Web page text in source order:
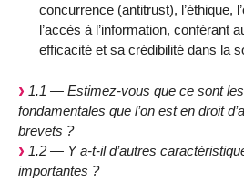
concurrence (antitrust), l’éthique,
l’accès à l’information, conférant
efficacité et sa crédibilité dans la
1.1 — Estimez-vous que ce sont
fondamentales que l’on est en droit
brevets ?
1.2 — Y a-t-il d’autres
importantes ?